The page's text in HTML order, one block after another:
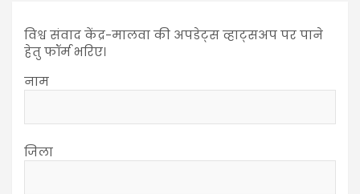
विश्व संवाद केंद्र-मालवा की अपडेट्स व्हाट्सअप पर पाने
हेतु फॉर्म भरिए।
नाम
जिला